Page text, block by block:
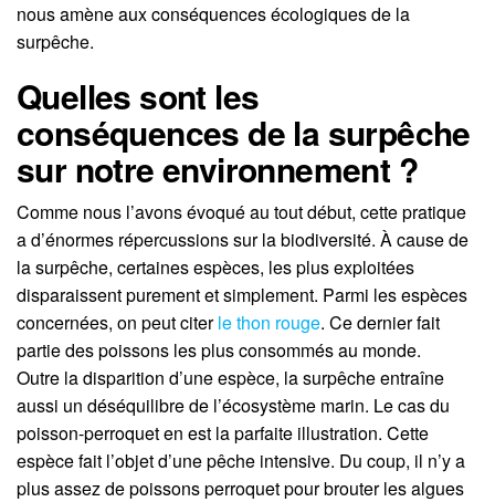
nous amène aux conséquences écologiques de la
surpêche.
Quelles sont les
conséquences de la surpêche
sur notre environnement ?
Comme nous l’avons évoqué au tout début, cette pratique
ad’énormes répercussions sur la biodiversité. À cause de
la surpêche, certaines espèces, les plus exploitées
disparaissent purement et simplement. Parmi les espèces
concernées, on peut citerle thon rouge. Ce dernierfait
partie des poissons les plus consommés au monde.
Outre la disparition d’une espèce, la surpêche entraîne
aussi un déséquilibre de l’écosystème marin. Le cas du
poisson-perroquet en est la parfaite illustration. Cette
espèce fait l’objet d’une pêche intensive. Du coup, il n’y a
plus assez de poissons perroquet pour brouter les algues